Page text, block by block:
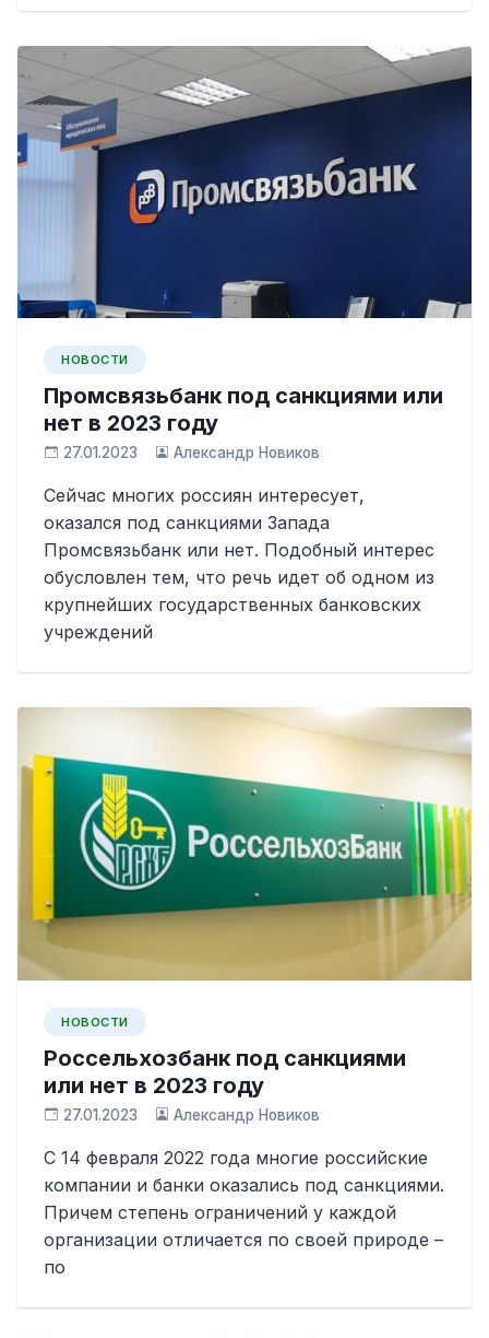
НОВОСТИ
Промсвязьбанк под санкциями или
нет в 2023 году
27.01.2023 Александр Новиков
Сейчас многих россиян интересует,
оказался под санкциями Запада
Промсвязьбанк или нет. Подобный интерес
обусловлен тем, что речь идет об одном из
крупнейших государственных банковских
учреждений
НОВОСТИ
Россельхозбанк под санкциями
или нет в 2023 году
27.01.2023 Александр Новиков
С 14 февраля 2022 года многие российские
компании и банки оказались под санкциями.
Причем степень ограничений у каждой
организации отличается по своей природе –
по